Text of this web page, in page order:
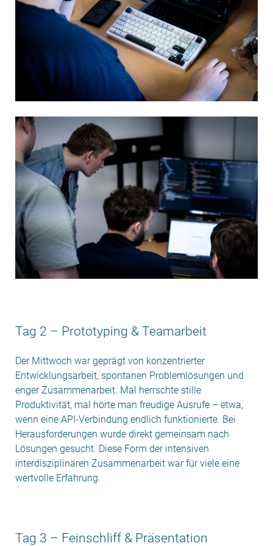
Tag 2 – Prototyping & Teamarbeit
Der Mittwoch war geprägt von konzentrierter
Entwicklungsarbeit, spontanen Problemlösungen und
enger Zusammenarbeit. Mal herrschte stille
Produktivität, mal hörte man freudige Ausrufe – etwa,
wenn eine API-Verbindung endlich funktionierte. Bei
Herausforderungen wurde direkt gemeinsam nach
Lösungen gesucht. Diese Form der intensiven
interdisziplinären Zusammenarbeit war für viele eine
wertvolle Erfahrung.
Tag 3 – Feinschliff & Präsentation